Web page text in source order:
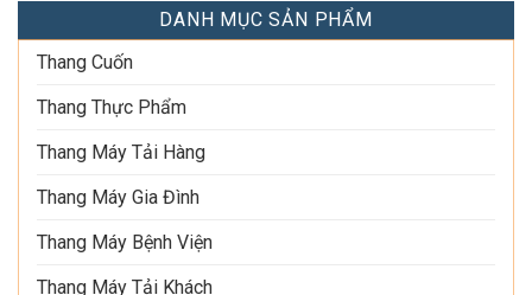
DANH MỤC SẢN PHẨM
Thang Cuốn
Thang Thực Phẩm
Thang Máy Tải Hàng
Thang Máy Gia Đình
Thang Máy Bệnh Viện
Thang Máy Tải Khách